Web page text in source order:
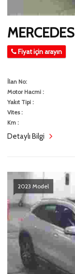
Fiyat için arayın
İlan No:
Motor Hacmi :
Yakıt Tipi :
Vites :
Km :
Detaylı Bilgi
2023 Model